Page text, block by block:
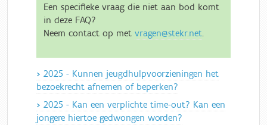
Een specifieke vraag die niet aan bod komt
in deze FAQ?
Neem contact op met vragen@stekr.net.
2025 - Kunnen jeugdhulpvoorzieningen het
bezoekrecht afnemen of beperken?
2025 - Kan een verplichte time-out? Kan een
jongere hiertoe gedwongen worden?